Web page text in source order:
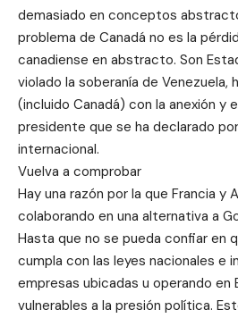
demasiado en conceptos
problema de Canadá no es la
canadiense en abstracto. Son
violado la soberanía de Venezuela,
(incluido Canadá) con la anexión y
presidente que se ha declarado
internacional.
Vuelva a comprobar
Hay una razón por la que Francia y
colaborando en una alternativa a
Hasta que no se pueda confiar en
cumpla con las leyes nacionales e
empresas ubicadas u operando en
vulnerables a la presión política.